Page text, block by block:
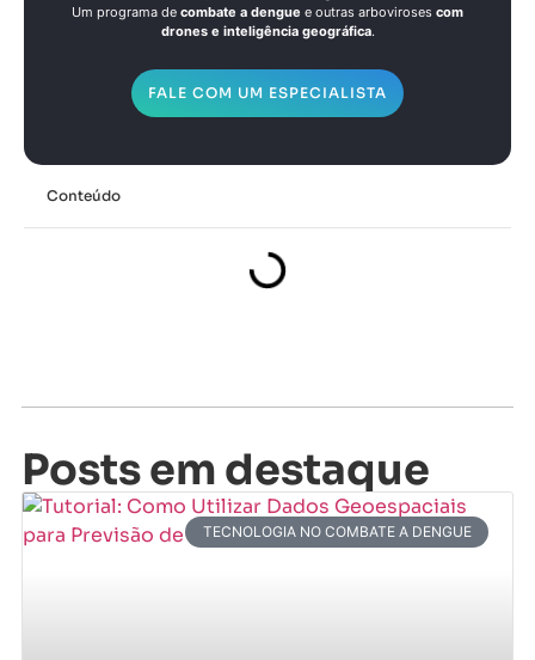
Um programa de combate a dengue e outras arboviroses com
drones e inteligência geográfica.
FALE COM UM ESPECIALISTA
Conteúdo
Posts em destaque
TECNOLOGIA NO COMBATE A DENGUE